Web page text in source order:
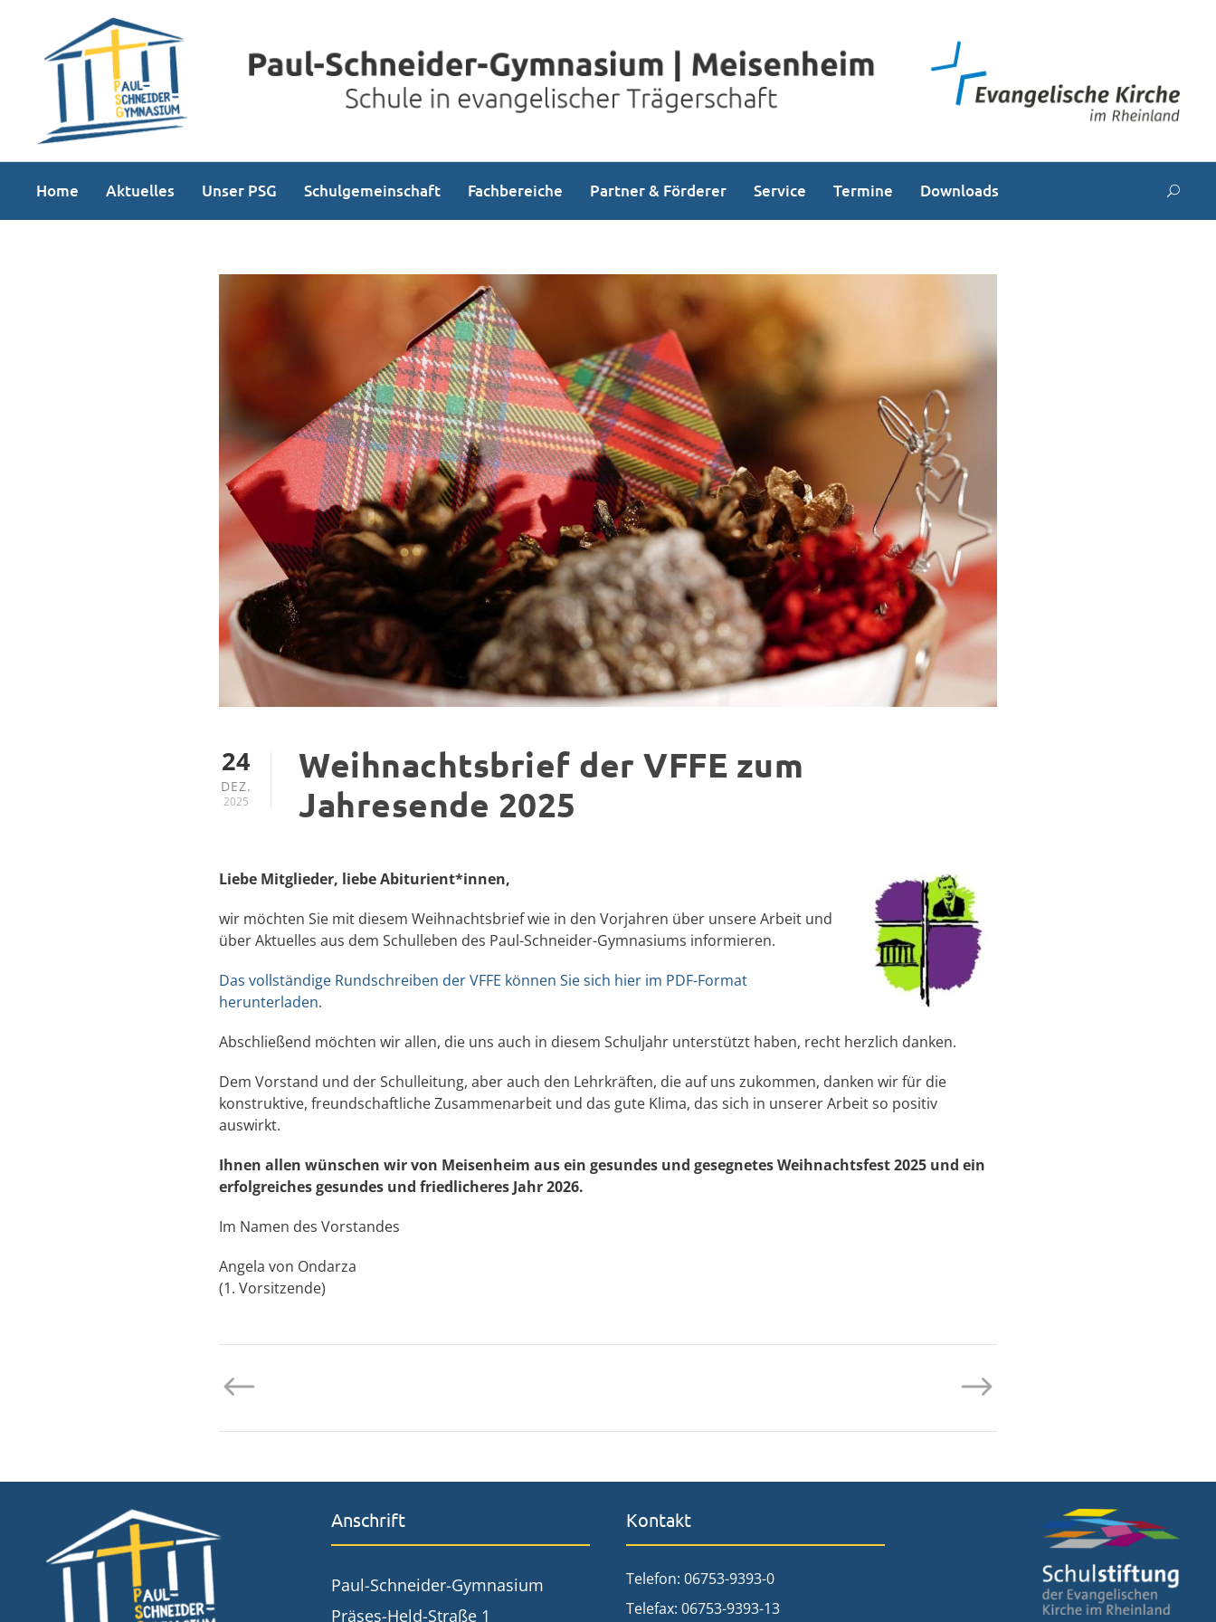
Home Aktuelles Unser PSG Schulgemeinschaft Fachbereiche Partner & Förderer Service Termine Downloads
24
DEZ.
2025
Weihnachtsbrief der VFFE zum
Jahresende 2025
Liebe Mitglieder, liebe Abiturient*innen,
wir möchten Sie mit diesem Weihnachtsbrief wie in den Vorjahren über unsere Arbeit und
über Aktuelles aus dem Schulleben des Paul-Schneider-Gymnasiums informieren.
Das vollständige Rundschreiben der VFFE können Sie sich hier im PDF-Format
herunterladen.
Abschließend möchten wir allen, die uns auch in diesem Schuljahr unterstützt haben, recht herzlich danken.
Dem Vorstand und der Schulleitung, aber auch den Lehrkräften, die auf uns zukommen, danken wir für die
konstruktive, freundschaftliche Zusammenarbeit und das gute Klima, das sich in unserer Arbeit so positiv
auswirkt.
Ihnen allen wünschen wir von Meisenheim aus ein gesundes und gesegnetes Weihnachtsfest2025 und ein
erfolgreichesgesundes und friedlicheres Jahr 2026.
Im Namen des Vorstandes
Angela von Ondarza
(1. Vorsitzende)
Anschrift
Paul-Schneider-Gymnasium
Präses-Held-Straße 1
Kontakt
Telefon: 06753-9393-0
Telefax: 06753-9393-13